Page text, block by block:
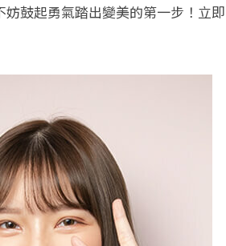
鼓起勇氣踏出變美的第一步！立即